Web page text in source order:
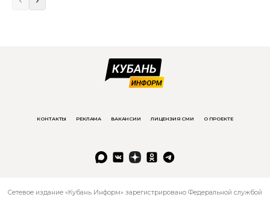
КОНТАКТЫ РЕКЛАМА ВАКАНСИИ ЛИЦЕНЗИЯ СМИ О ПРОЕКТЕ
Сетевое издание «Кубань Информ» зарегистрировано Федеральной службой